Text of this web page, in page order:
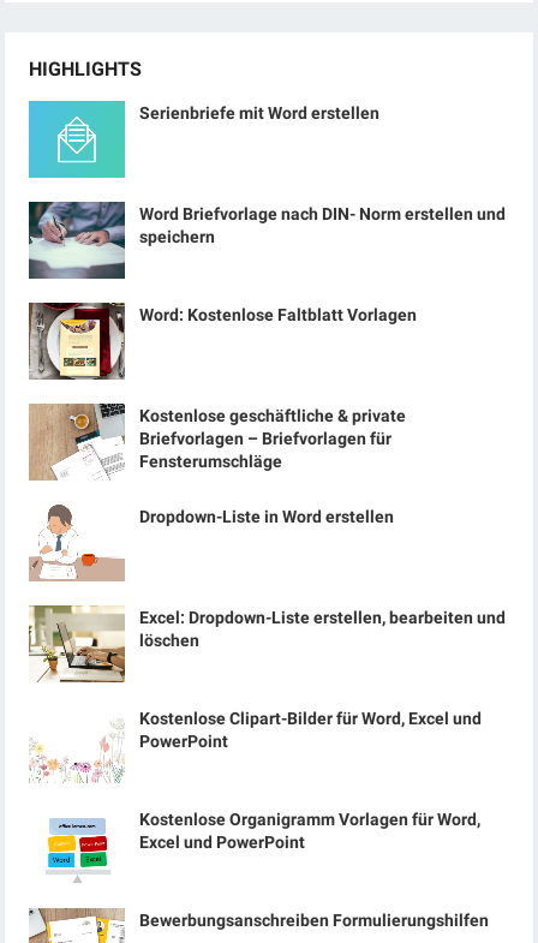
HIGHLIGHTS
Serienbriefe mit Word erstellen
Word Briefvorlage nach DIN- Norm erstellen und
speichern
Word: Kostenlose Faltblatt Vorlagen
Kostenlose geschäftliche & private
Briefvorlagen – Briefvorlagen für
Fensterumschläge
Dropdown-Liste in Word erstellen
Excel: Dropdown-Liste erstellen, bearbeiten und
löschen
Kostenlose Clipart-Bilder für Word, Excel und
PowerPoint
Kostenlose Organigramm Vorlagen für Word,
Excel und PowerPoint
Bewerbungsanschreiben Formulierungshilfen